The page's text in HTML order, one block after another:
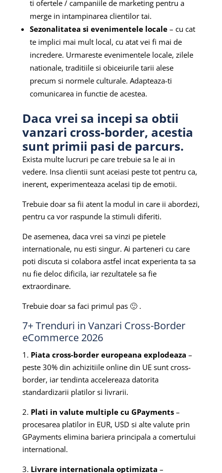
ti ofertele / campaniile de marketing pentru a
merge in intampinarea clientilor tai.
Sezonalitatea si evenimentele locale– cu cat
te implici mai mult local, cu atat vei fi mai de
incredere. Urmareste evenimentele locale, zilele
nationale, traditiile si obiceiurile tarii alese
precum si normele culturale. Adapteaza-ti
comunicarea in functie de acestea.
Daca vrei sa incepi sa obtii
vanzari cross-border, acestia
sunt primii pasi de parcurs.
Exista multe lucruri pe care trebuie sa le ai in
vedere. Insa clientii sunt aceiasi peste tot pentru ca,
inerent, experimenteaza acelasi tip de emotii.
Trebuie doar sa fii atent la modul in care ii abordezi,
pentru ca vor raspunde la stimuli diferiti.
De asemenea, daca vrei sa vinzi pe pietele
internationale, nu esti singur. Ai parteneri cu care
poti discuta si colabora astfel incat experienta ta sa
nu fie deloc dificila, iar rezultatele sa fie
extraordinare.
Trebuie doar sa faci primul pas 🙂 .
7+ Trenduri in Vanzari Cross-Border
eCommerce 2026
1. Piata cross-border europeana explodeaza –
peste 30% din achizitiile online din UE sunt cross-
border, iar tendinta accelereaza datorita
standardizarii platilor si livrarii.
2. Plati in valute multiple cu GPayments–
procesarea platilor in EUR, USD si alte valute prin
GPayments elimina bariera principala a comertului
international.
3. Livrare internationala optimizata –